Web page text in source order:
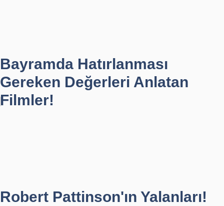
Bayramda Hatırlanması
Gereken Değerleri Anlatan
Filmler!
Robert Pattinson'ın Yalanları!